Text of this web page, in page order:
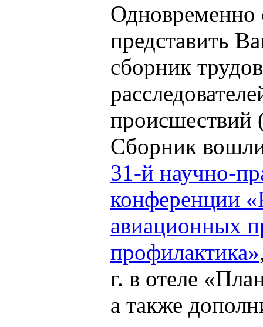
представить
сборник
Сборник
31-й научно-
конференции
авиационных
профилактика»
г. в отеле
а также